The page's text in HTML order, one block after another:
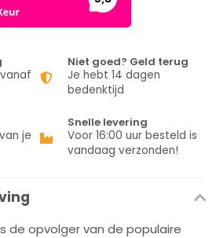
Niet goed? Geld terug
Je hebt 14 dagen
bedenktijd
je
Snelle levering
Voor 16:00 uur besteld is
vandaag verzonden!
de opvolger van de populaire